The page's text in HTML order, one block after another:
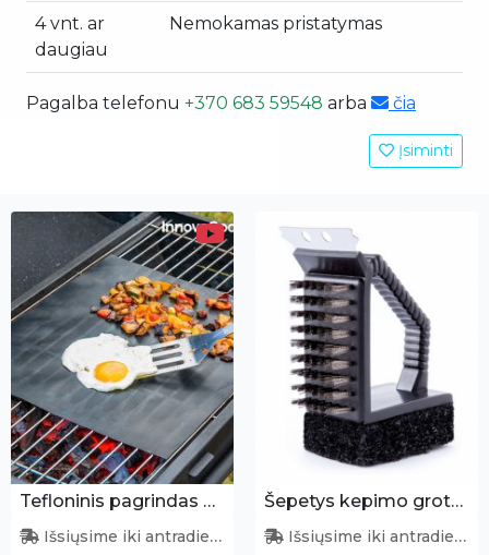
4 vnt. ar
daugiau
Nemokamas pristatymas
Pagalba telefonu +370 683 59548 arba čia
Įsiminti
Tefloninis pagrindas kepimui
Išsiųsime iki antradienio
Šepetys kepimo grotelėms
Išsiųsime iki antradienio